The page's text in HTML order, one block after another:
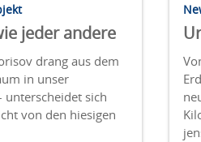
jeder andere
drang aus dem
in unser
unterscheidet sich
von den hiesigen